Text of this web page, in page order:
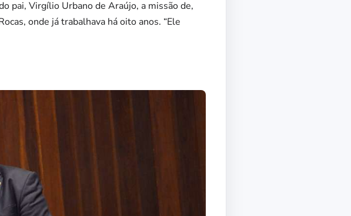
pai, Virgílio Urbano de Araújo, a missão de,
onde já trabalhava há oito anos. “Ele